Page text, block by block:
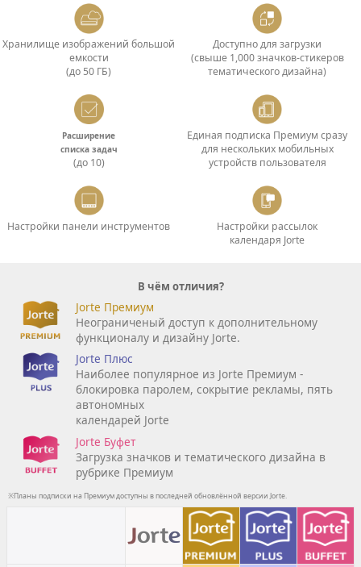
Хранилище изображений большой
емкости
(до 50 ГБ)
Доступно для загрузки
(свыше 1,000 значков-стикеров
тематического дизайна)
Расширение
списка задач
(до 10)
Единая подписка Премиум сразу
для нескольких мобильных
устройств пользователя
Настройки панели инструментов
Настройки рассылок
календаря Jorte
В чём отличия?
Jorte Премиум
Неограниченый доступ к дополнительному
функционалу и дизайну Jorte.
Jorte Плюс
Наиболее популярное из Jorte Премиум -
блокировка паролем, сокрытие рекламы, пять
автономных
календарей Jorte
Jorte Буфет
Загрузка значков и тематического дизайна в
рубрике Премиум
※Планы подписки на Премиум доступны в последней обновлённой версии Jorte.